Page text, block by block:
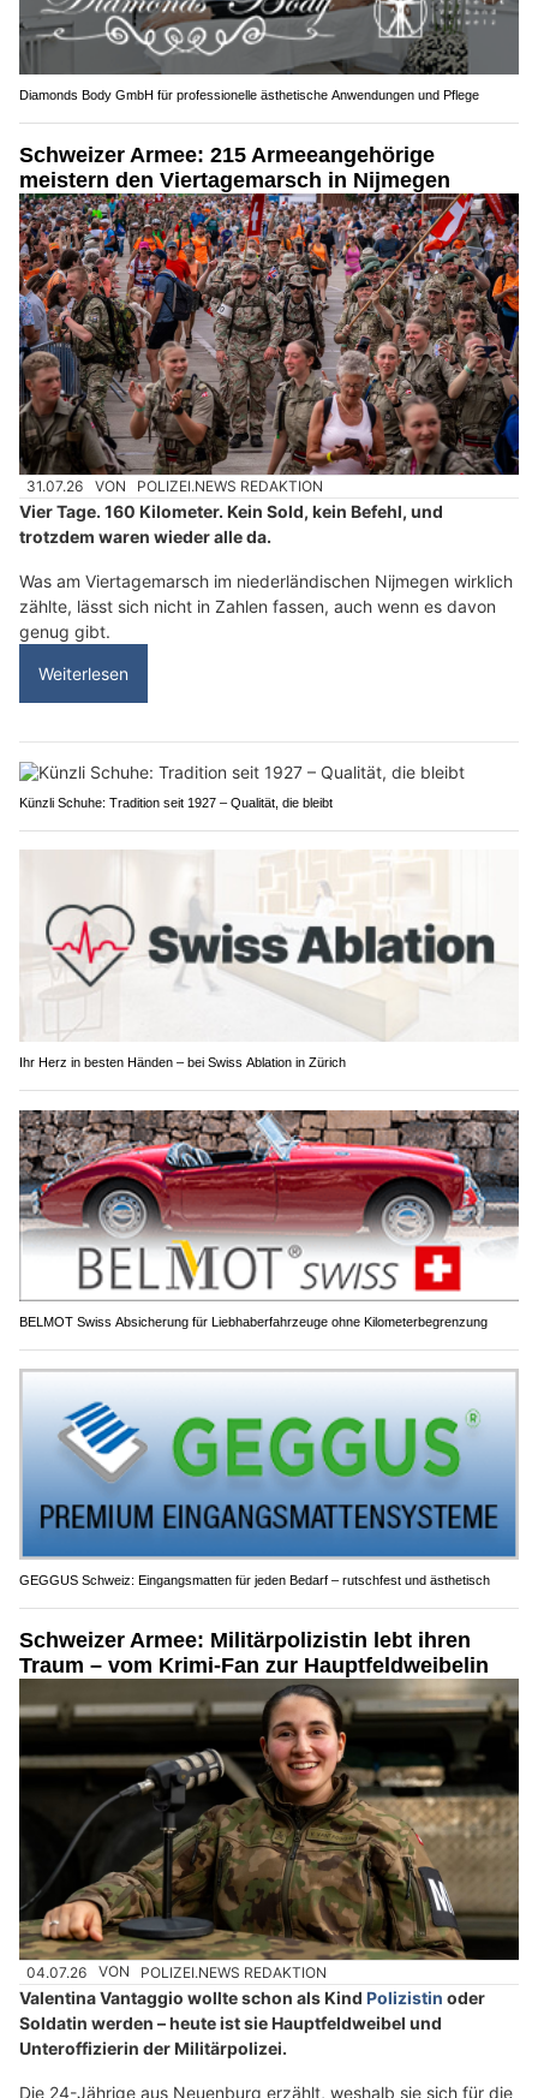
Diamonds Body GmbH für professionelle ästhetische Anwendungen und Pflege
Schweizer Armee: 215 Armeeangehörige
meistern den Viertagemarsch in Nijmegen
31.07.26 VON POLIZEI.NEWS REDAKTION
Vier Tage. 160 Kilometer. Kein Sold, kein Befehl, und
trotzdem waren wieder alle da.
Was am Viertagemarsch im niederländischen Nijmegen wirklich
zählte, lässt sich nicht in Zahlen fassen, auch wenn es davon
genug gibt.
Weiterlesen
Künzli Schuhe: Tradition seit 1927 – Qualität, die bleibt
Ihr Herz in besten Händen – bei Swiss Ablation in Zürich
BELMOT Swiss Absicherung für Liebhaberfahrzeuge ohne Kilometerbegrenzung
GEGGUS Schweiz: Eingangsmatten für jeden Bedarf – rutschfest und ästhetisch
Schweizer Armee: Militärpolizistin lebt ihren
Traum – vom Krimi-Fan zur Hauptfeldweibelin
04.07.26 VON POLIZEI.NEWS REDAKTION
Valentina Vantaggio wollte schon als Kind Polizistin oder
Soldatin werden – heute ist sie Hauptfeldweibel und
Unteroffizierin der Militärpolizei.
Die 24-Jährige aus Neuenburg erzählt, weshalb sie sich für die